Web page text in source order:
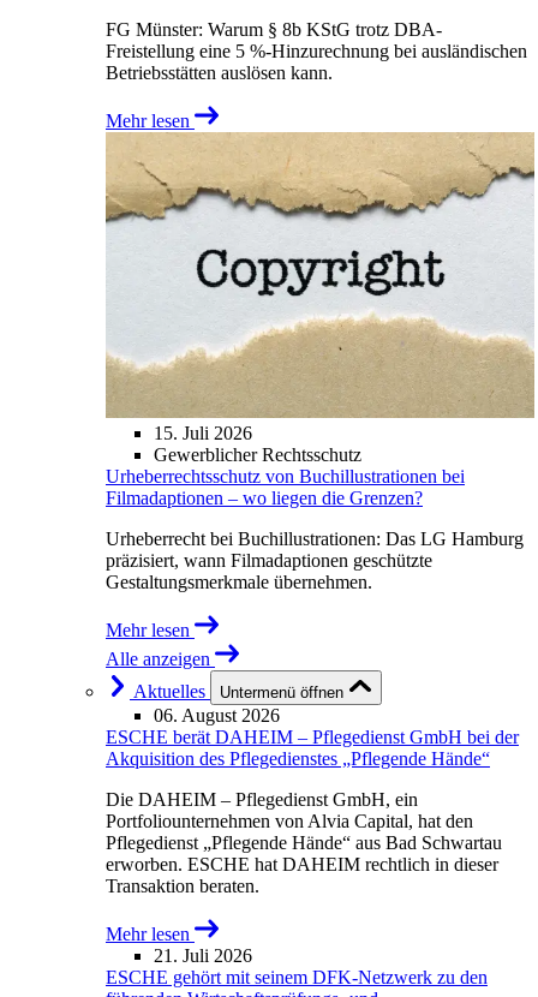
FG Münster: Warum § 8b KStG trotz DBA-
Freistellung eine 5 %-Hinzurechnung bei ausländischen
Betriebsstätten auslösen kann.
Mehr lesen
15. Juli 2026
Gewerblicher Rechtsschutz
Urheberrechtsschutz von Buchillustrationen bei
Filmadaptionen – wo liegen die Grenzen?
Urheberrecht bei Buchillustrationen: Das LG Hamburg
präzisiert, wann Filmadaptionen geschützte
Gestaltungsmerkmale übernehmen.
Mehr lesen
Alle anzeigen
Aktuelles
Untermenü öffnen
06. August 2026
ESCHE berät DAHEIM – Pflegedienst GmbH bei der
Akquisition des Pflegedienstes „Pflegende Hände“
Die DAHEIM – Pflegedienst GmbH, ein
Portfoliounternehmen von Alvia Capital, hat den
Pflegedienst „Pflegende Hände“ aus Bad Schwartau
erworben. ESCHE hat DAHEIM rechtlich in dieser
Transaktion beraten.
Mehr lesen
21. Juli 2026
ESCHE gehört mit seinem DFK-Netzwerk zu den